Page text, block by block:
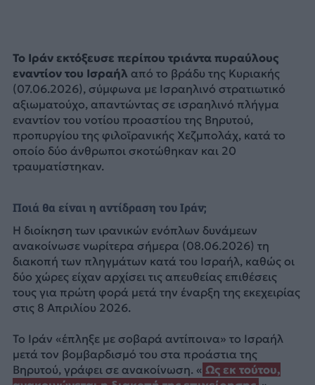
Το Ιράν εκτόξευσε περίπου τριάντα πυραύλους
εναντίον του Ισραήλαπό το βράδυ της Κυριακής
(07.06.2026), σύμφωνα με Ισραηλινό στρατιωτικό
αξιωματούχο, απαντώντας σε ισραηλινό πλήγμα
εναντίον του νοτίου προαστίου της Βηρυτού,
προπυργίου της φιλοϊρανικής Χεζμπολάχ, κατά το
οποίο δύο άνθρωποι σκοτώθηκαν και 20
τραυματίστηκαν.
Ποιά θα είναι η αντίδραση του Ιράν;
Η διοίκηση των ιρανικών ενόπλων δυνάμεων
ανακοίνωσε νωρίτερα σήμερα (08.06.2026) τη
διακοπή των πληγμάτων κατά του Ισραήλ, καθώς οι
δύο χώρες είχαν αρχίσει τις απευθείας επιθέσεις
τους για πρώτη φορά μετά την έναρξη της εκεχειρίας
στις 8 Απριλίου 2026.
Το Ιράν «έπληξε με σοβαρά αντίποινα» το Ισραήλ
μετά τον βομβαρδισμό του στα προάστια της
Βηρυτού, γράφει σε ανακοίνωση. « Ως εκ τούτου,